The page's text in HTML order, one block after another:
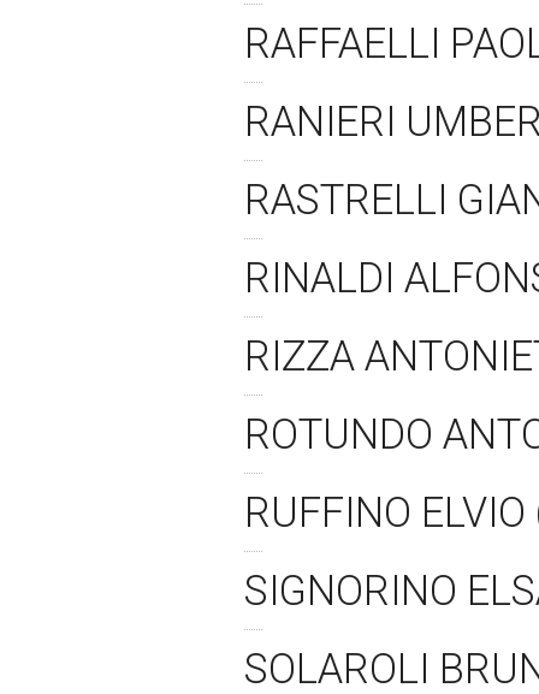
RAFFAELLI
RANIERI
RASTRELLI
RINALDI
RIZZA
ROTUNDO
RUFFINO
SIGNORINO
SOLAROLI